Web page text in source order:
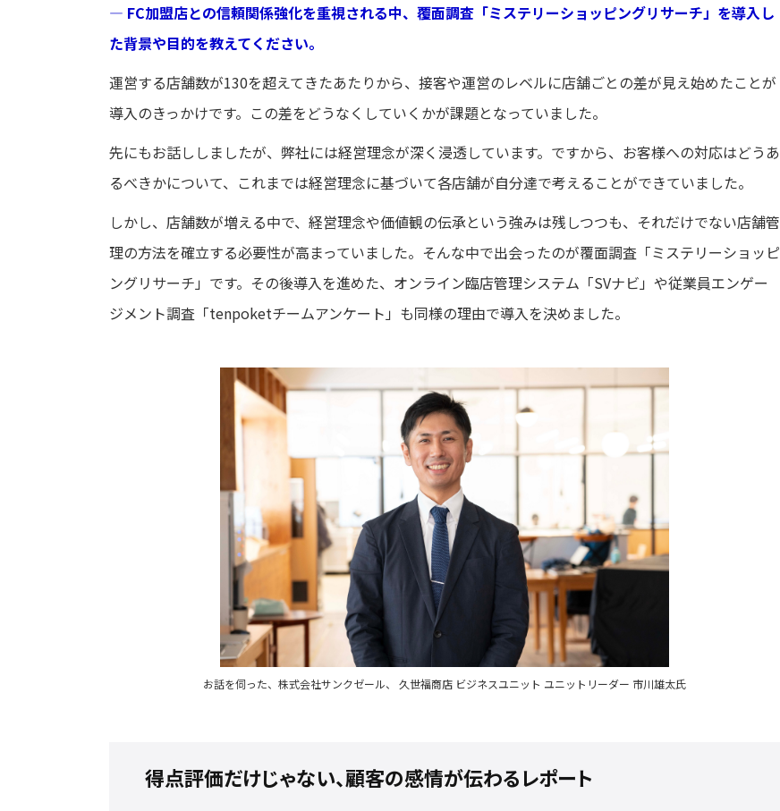
― FC加盟店との信頼関係強化を重視される中、覆面調査「ミステリーショッピングリサーチ」を導入し
た背景や目的を教えてください。
運営する店舗数が130を超えてきたあたりから、接客や運営のレベルに店舗ごとの差が見え始めたことが
導入のきっかけです。この差をどうなくしていくかが課題となっていました。
先にもお話ししましたが、弊社には経営理念が深く浸透しています。ですから、お客様への対応はどうあ
るべきかについて、これまでは経営理念に基づいて各店舗が自分達で考えることができていました。
しかし、店舗数が増える中で、経営理念や価値観の伝承という強みは残しつつも、それだけでない店舗管
理の方法を確立する必要性が高まっていました。そんな中で出会ったのが覆面調査「ミステリーショッピ
ングリサーチ」です。その後導入を進めた、オンライン臨店管理システム「SVナビ」や従業員エンゲー
ジメント調査「tenpoketチームアンケート」も同様の理由で導入を決めました。
お話を伺った、株式会社サンクゼール、 久世福商店 ビジネスユニット ユニットリーダー 市川雄太氏
得点評価だけじゃない、顧客の感情が伝わるレポート